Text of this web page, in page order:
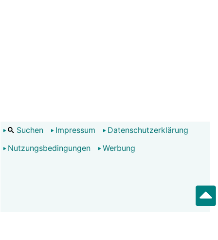
Suchen Impressum
Datenschutzerklärung
Nutzungsbedingungen
Werbung